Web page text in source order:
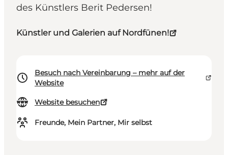
des Künstlers Berit Pedersen!
Künstler und Galerien auf Nordfünen!
Besuch nach Vereinbarung – mehr auf der
Website
Website besuchen
Freunde, Mein Partner, Mir selbst